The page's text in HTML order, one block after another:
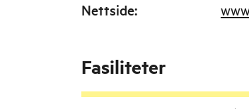
Nettside:
Fasiliteter